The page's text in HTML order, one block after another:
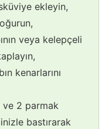
ekleyin,
veya kelepçeli
kenarlarını
ve 2 parmak
bastırarak